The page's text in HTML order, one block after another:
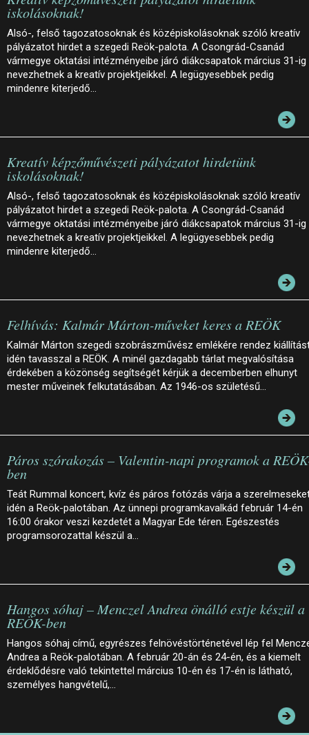
iskolásoknak!
Alsó-, felső tagozatosoknak és középiskolásoknak szóló kreatív
pályázatot hirdet a szegedi Reök-palota. A Csongrád-Csanád
vármegye oktatási intézményeibe járó diákcsapatok március 31-ig
nevezhetnek a kreatív projektjeikkel. A legügyesebbek pedig
mindenre kiterjedő…
Kreatív képzőművészeti pályázatot hirdetünk
iskolásoknak!
Alsó-, felső tagozatosoknak és középiskolásoknak szóló kreatív
pályázatot hirdet a szegedi Reök-palota. A Csongrád-Csanád
vármegye oktatási intézményeibe járó diákcsapatok március 31-ig
nevezhetnek a kreatív projektjeikkel. A legügyesebbek pedig
mindenre kiterjedő…
Felhívás: Kalmár Márton-műveket keres a REÖK
Kalmár Márton szegedi szobrászművész emlékére rendez
idén tavasszal a REÖK. A minél gazdagabb tárlat megvalósítása
érdekében a közönség segítségét kérjük a decemberben elhunyt
mester műveinek felkutatásában. Az 1946-os születésű…
Páros szórakozás – Valentin-napi programok a
ben
Teát Rummal koncert, kvíz és páros fotózás várja a
idén a Reök-palotában. Az ünnepi programkavalkád február 14-én
16:00 órakor veszi kezdetét a Magyar Ede téren. Egészestés
programsorozattal készül a…
Hangos sóhaj – Menczel Andrea önálló estje készül a
REÖK-ben
Hangos sóhaj című, egyrészes felnövéstörténetével lép fel
Andrea a Reök-palotában. A február 20-án és 24-én, és a kiemelt
érdeklődésre való tekintettel március 10-én és 17-én is látható,
személyes hangvételű,…